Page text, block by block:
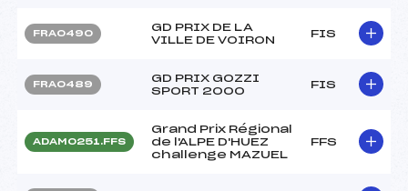
FRA0490
GD PRIX DE LA
VILLE DE VOIRON
FIS
FRA0489
GD PRIX GOZZI
SPORT 2000
FIS
ADAM0251.FFS
Grand Prix Régional
de l'ALPE D'HUEZ
challenge MAZUEL
FFS